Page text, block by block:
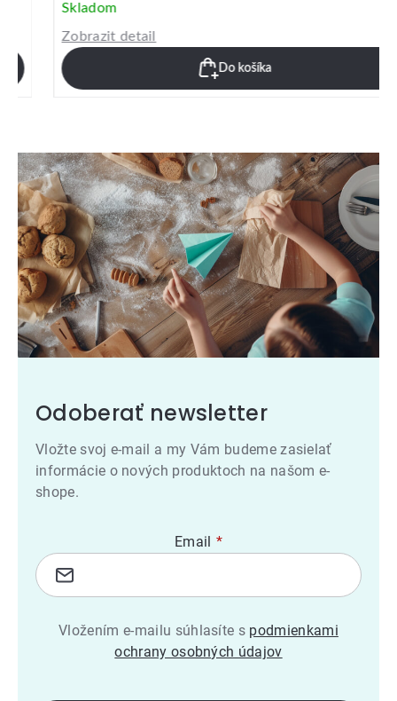
Skladom
Zobrazit detail
Do košíka
Odoberať newsletter
Vložte svoj e-mail a my Vám budeme zasielať
informácie o nových produktoch na našom e-
shope.
Email
Vložením e-mailu súhlasíte s podmienkami
ochrany osobných údajov